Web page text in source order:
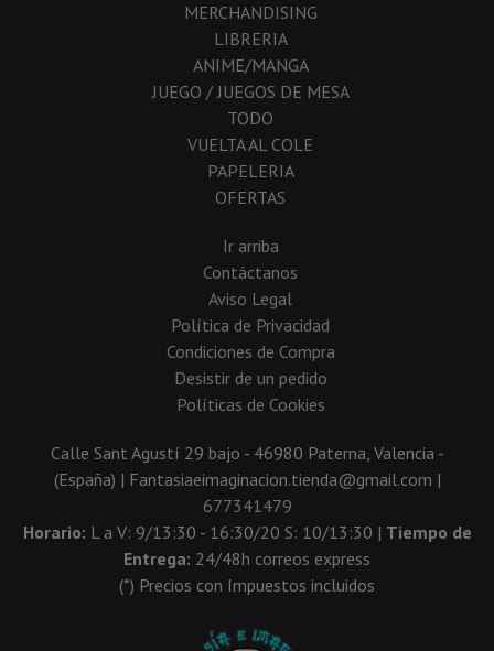
MERCHANDISING
LIBRERIA
ANIME/MANGA
JUEGO / JUEGOS DE MESA
TODO
VUELTA AL COLE
PAPELERIA
OFERTAS
Ir arriba
Contáctanos
Aviso Legal
Política de Privacidad
Condiciones de Compra
Desistir de un pedido
Políticas de Cookies
Calle Sant Agustí 29 bajo - 46980 Paterna, Valencia -
(España) | Fantasiaeimaginacion.tienda@gmail.com |
677341479
Horario: L a V: 9/13:30 - 16:30/20 S: 10/13:30 | Tiempo de
Entrega: 24/48h correos express
(*) Precios con Impuestos incluidos